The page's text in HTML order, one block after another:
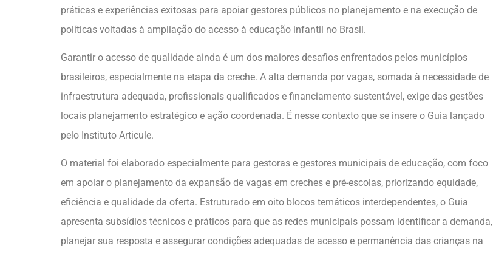
práticas e experiências exitosas para apoiar gestores públicos no planejamento e na execução de
políticas voltadas à ampliação do acesso à educação infantil no Brasil.
Garantir o acesso de qualidade ainda é um dos maiores desafios enfrentados pelos municípios
brasileiros, especialmente na etapa da creche. A alta demanda por vagas, somada à necessidade de
infraestrutura adequada, profissionais qualificados e financiamento sustentável, exige das gestões
locais planejamento estratégico e ação coordenada. É nesse contexto que se insere o Guia lançado
pelo Instituto Articule.
O material foi elaborado especialmente para gestoras e gestores municipais de educação, com foco
em apoiar o planejamento da expansão de vagas em creches e pré-escolas, priorizando equidade,
eficiência e qualidade da oferta. Estruturado em oito blocos temáticos interdependentes, o Guia
apresenta subsídios técnicos e práticos para que as redes municipais possam identificar a demanda,
planejar sua resposta e assegurar condições adequadas de acesso e permanência das crianças na